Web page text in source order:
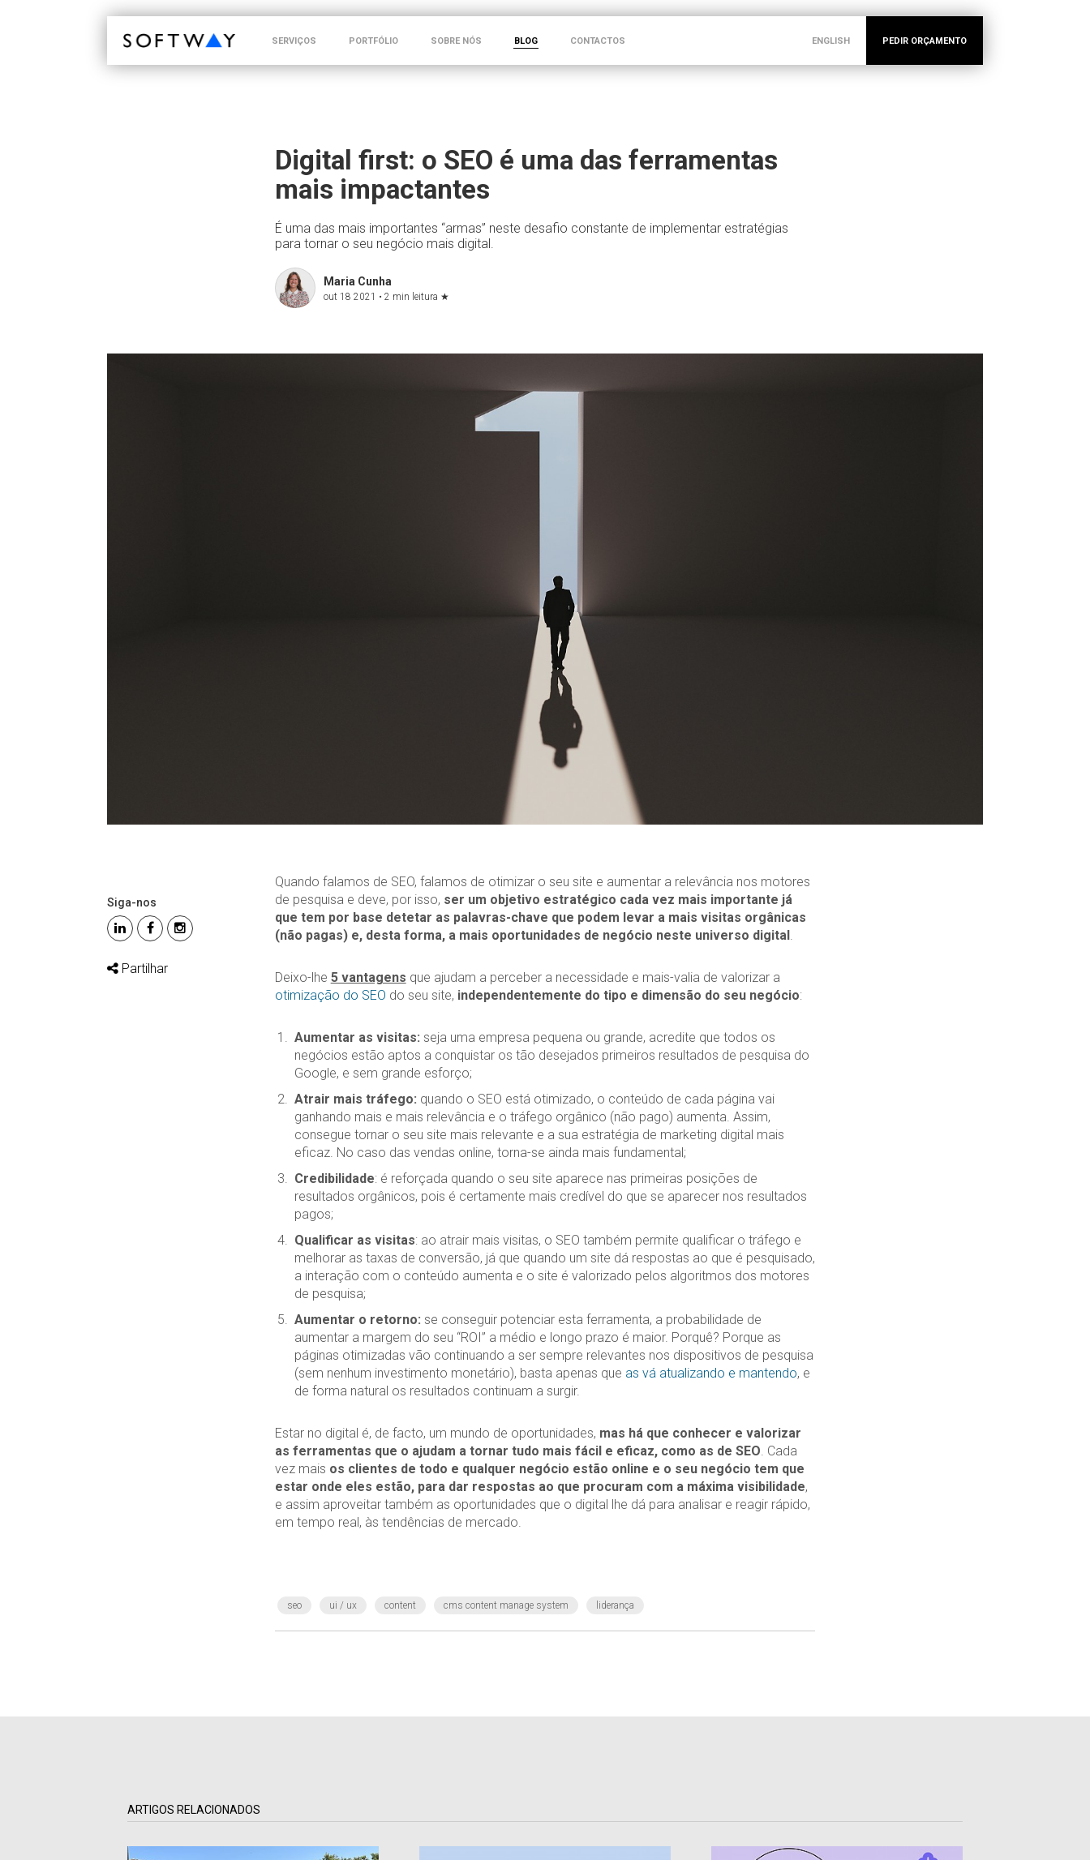
SERVIÇOS PORTFÓLIO SOBRE NÓS BLOG CONTACTOS ENGLISH PEDIR ORÇAMENTO
Digital first: o SEO é uma das ferramentas
mais impactantes
É uma das mais importantes “armas” neste desafio constante de implementar estratégias
para tornar o seu negócio mais digital.
Maria Cunha
out 18 2021 • 2 min leitura ★
Siga-nos
Partilhar
Quando falamos de SEO, falamos de otimizar o seu site e aumentar a relevância nos motores
de pesquisa e deve, por isso, ser um objetivo estratégico cada vez mais importante já
que tem por base detetar as palavras-chave que podem levar a mais visitas orgânicas
(não pagas) e, desta forma, a mais oportunidades de negócio neste universo digital.
Deixo-lhe 5 vantagens que ajudam a perceber a necessidade e mais-valia de valorizar a
otimização do SEO do seu site, independentemente do tipo e dimensão do seu negócio:
Aumentar as visitas: seja uma empresa pequena ou grande, acredite que todos os
negócios estão aptos a conquistar os tão desejados primeiros resultados de pesquisa do
Google, e sem grande esforço;
Atrair mais tráfego: quando o SEO está otimizado, o conteúdo de cada página vai
ganhando mais e mais relevância e o tráfego orgânico (não pago) aumenta. Assim,
consegue tornar o seu site mais relevante e a sua estratégia de marketing digital mais
eficaz. No caso das vendas online, torna-se ainda mais fundamental;
Credibilidade: é reforçada quando o seu site aparece nas primeiras posições de
resultados orgânicos, pois é certamente mais credível do que se aparecer nos resultados
pagos;
Qualificar as visitas: ao atrair mais visitas, o SEO também permite qualificar o tráfego e
melhorar as taxas de conversão, já que quando um site dá respostas ao que é pesquisado,
a interação com o conteúdo aumenta e o site é valorizado pelos algoritmos dos motores
de pesquisa;
Aumentar o retorno: se conseguir potenciar esta ferramenta, a probabilidade de
aumentar a margem do seu “ROI” a médio e longo prazo é maior. Porquê? Porque as
páginas otimizadas vão continuando a ser sempre relevantes nos dispositivos de pesquisa
(sem nenhum investimento monetário), basta apenas que as vá atualizando e mantendo, e
de forma natural os resultados continuam a surgir.
Estar no digital é, de facto, um mundo de oportunidades, mas há que conhecer e valorizar
as ferramentas que o ajudam a tornar tudo mais fácil e eficaz, como as de SEO. Cada
vez mais os clientes de todo e qualquer negócio estão online e o seu negócio tem que
estar onde eles estão, para dar respostas ao que procuram com a máxima visibilidade,
e assim aproveitar também as oportunidades que o digital lhe dá para analisar e reagir rápido,
em tempo real, às tendências de mercado.
seo ui / ux content cms content manage system liderança
ARTIGOS RELACIONADOS